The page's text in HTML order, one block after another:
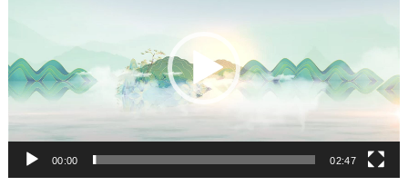
器
00:00 02:47